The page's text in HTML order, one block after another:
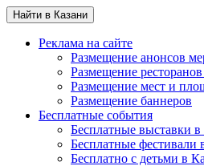
Найти в Казани
Реклама на сайте
Размещение анонсов
Размещение
Размещение мест и
Размещение баннеров
Бесплатные события
Бесплатные выставки в
Бесплатные фестивали
Бесплатно с детьми в